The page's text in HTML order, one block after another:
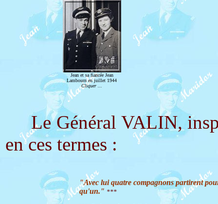
Jean et sa fiancée Jean
Lambourn en juillet 1944
Cliquer ...
Le Général VALIN,
en ces termes :
"Avec lui quatre compagnons partirent
qu'un." ***